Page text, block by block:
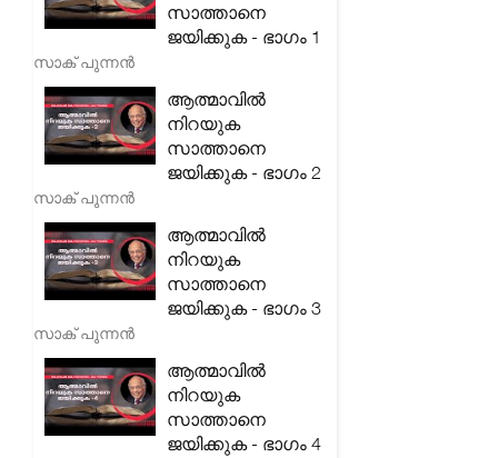
സാത്താനെ
ജയിക്കുക - ഭാഗം 1
സാക് പുന്നൻ
ആത്മാവിൽ
നിറയുക
സാത്താനെ
ജയിക്കുക - ഭാഗം 2
സാക് പുന്നൻ
ആത്മാവിൽ
നിറയുക
സാത്താനെ
ജയിക്കുക - ഭാഗം 3
സാക് പുന്നൻ
ആത്മാവിൽ
നിറയുക
സാത്താനെ
ജയിക്കുക - ഭാഗം 4